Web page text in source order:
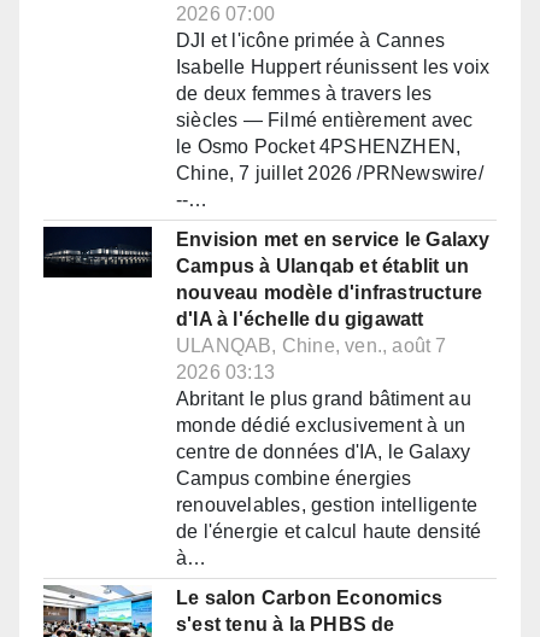
2026 07:00
DJI et l'icône primée à Cannes
Isabelle Huppert réunissent les voix
de deux femmes à travers les
siècles — Filmé entièrement avec
le Osmo Pocket 4PSHENZHEN,
Chine, 7 juillet 2026 /PRNewswire/
--…
Envision met en service le Galaxy
Campus à Ulanqab et établit un
nouveau modèle d'infrastructure
d'IA à l'échelle du gigawatt
ULANQAB, Chine, ven., août 7
2026 03:13
Abritant le plus grand bâtiment au
monde dédié exclusivement à un
centre de données d'IA, le Galaxy
Campus combine énergies
renouvelables, gestion intelligente
de l'énergie et calcul haute densité
à…
Le salon Carbon Economics
s'est tenu à la PHBS de